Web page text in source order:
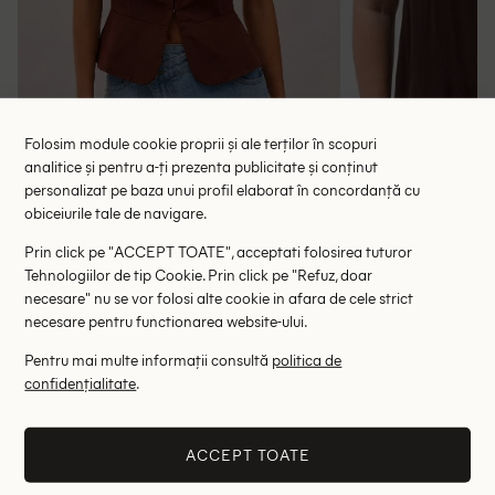
Bluza Noista, maro
57.50 lei
RRP: 115.00 lei
S
- 58% - 54%
Folosim module cookie proprii și ale terților în scopuri
analitice și pentru a-ți prezenta publicitate și conținut
personalizat pe baza unui profil elaborat în concordanță cu
obiceiurile tale de navigare.
Prin click pe "ACCEPT TOATE", acceptati folosirea tuturor
Tehnologiilor de tip Cookie. Prin click pe "Refuz, doar
necesare" nu se vor folosi alte cookie in afara de cele strict
necesare pentru functionarea website-ului.
Pentru mai multe informații consultă politica de
confidențialitate.
ACCEPT TOATE